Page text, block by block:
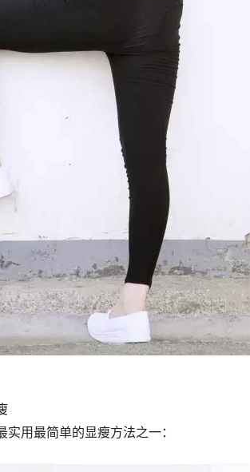
实用最简单的显瘦方法之一：